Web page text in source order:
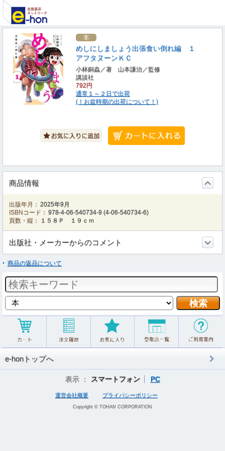
めしにしましょう出張食い倒れ編 １
アフタヌーンＫＣ
小林銅蟲／著 山本謙治／監修
講談社
792円
通常１～２日で出荷
(！お盆時期の出荷について！)
商品情報
出版年月： 2025年9月
ISBNコード： 978-4-06-540734-9 (4-06-540734-6)
頁数・縦：
１５８Ｐ １９ｃｍ
出版社・メーカーからのコメント
商品の返品について
e-honトップへ
表示 ： スマートフォン PC
運営会社概要 プライバシーポリシー
Copyright © TOHAN CORPORATION